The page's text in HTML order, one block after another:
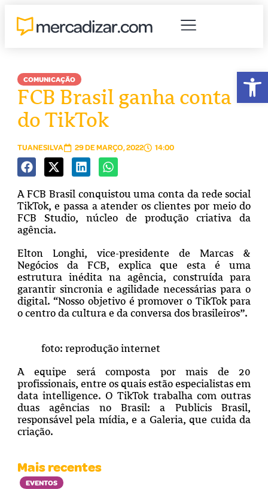
COMUNICAÇÃO
FCB Brasil ganha conta
do TikTok
TUANESILVA 29 DE MARÇO, 2022 14:00
A FCB Brasil conquistou uma conta da rede social
TikTok, e passa a atender os clientes por meio do
FCB Studio, núcleo de produção criativa da
agência.
Elton Longhi, vice-presidente de Marcas &
Negócios da FCB, explica que esta é uma
estrutura inédita na agência, construída para
garantir sincronia e agilidade necessárias para o
digital. “Nosso objetivo é promover o TikTok para
o centro da cultura e da conversa dos brasileiros”.
foto: reprodução internet
A equipe será composta por mais de 20
profissionais, entre os quais estão especialistas em
data intelligence. O TikTok trabalha com outras
duas agências no Brasil: a Publicis Brasil,
responsável pela mídia, e a Galeria, que cuida da
criação.
Mais recentes
EVENTOS